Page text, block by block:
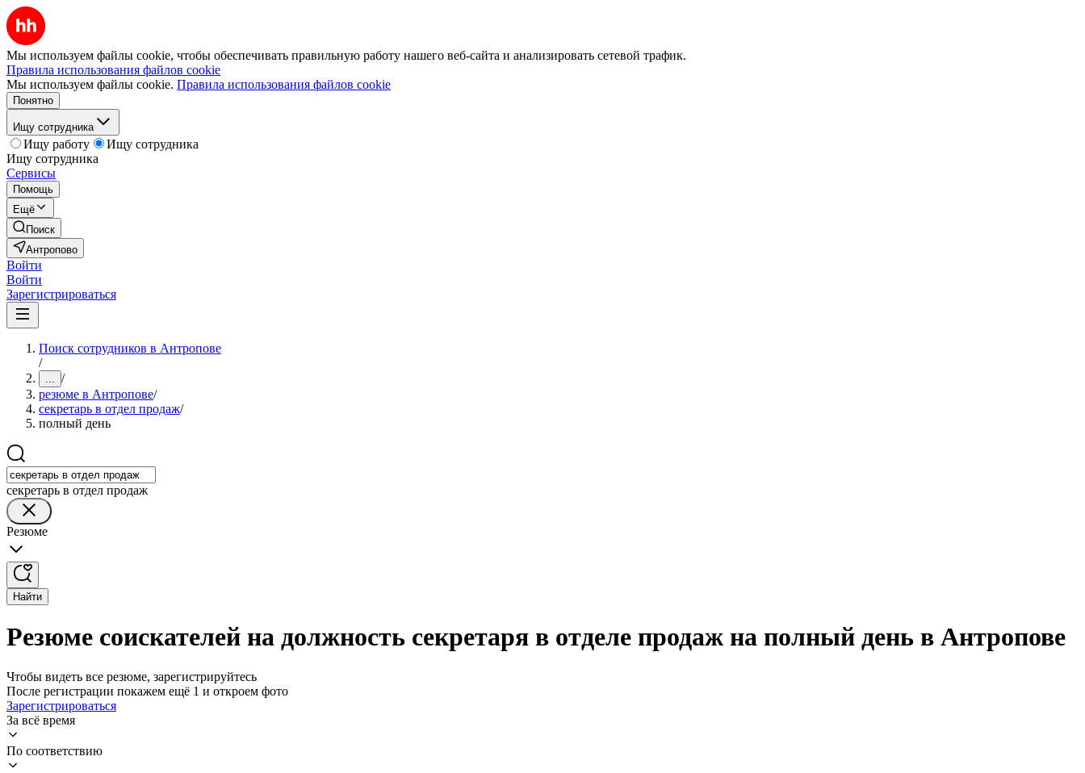
Мы используем файлы cookie, чтобы обеспечивать правильную работу нашего веб-сайта и анализировать сетевой трафик.
Правила использования файлов cookie
Мы используем файлы cookie. Правила использования файлов cookie
Понятно
Ищу сотрудника
Ищу работу
Ищу сотрудника
Ищу сотрудника
Сервисы
Помощь
Ещё
Поиск
Антропово
Войти
Войти
Зарегистрироваться
Поиск сотрудников в Антропове
/
... /
резюме в Антропове/
секретарь в отдел продаж/
полный день
секретарь в отдел продаж
Резюме
Найти
Резюме соискателей на должность секретаря в отделе продаж на полный день в Антропове
Чтобы видеть все резюме, зарегистрируйтесь
После регистрации покажем ещё 1 и откроем фото
Зарегистрироваться
За всё время
По соответствию